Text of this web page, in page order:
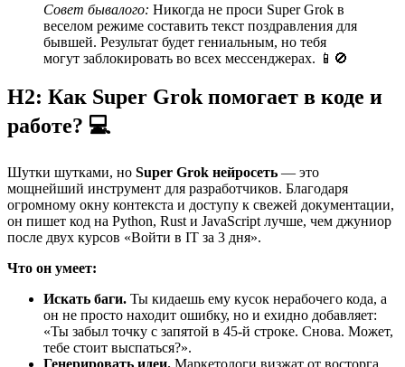
Совет бывалого: Никогда не проси Super Grok в
веселом режиме составить текст поздравления для
бывшей. Результат будет гениальным, но тебя
могут заблокировать во всех мессенджерах. 📱🚫
H2: Как Super Grok помогает в коде и
работе? 💻
Шутки шутками, но Super Grok нейросеть — это
мощнейший инструмент для разработчиков. Благодаря
огромному окну контекста и доступу к свежей документации,
он пишет код на Python, Rust и JavaScript лучше, чем джуниор
после двух курсов «Войти в IT за 3 дня».
Что он умеет:
Искать баги. Ты кидаешь ему кусок нерабочего кода, а
он не просто находит ошибку, но и ехидно добавляет:
«Ты забыл точку с запятой в 45-й строке. Снова. Может,
тебе стоит выспаться?».
Генерировать идеи. Маркетологи визжат от восторга.